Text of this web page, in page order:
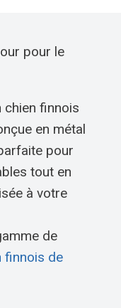
pour le
chien finnois
en métal
pour
tout en
à votre
de
finnois de